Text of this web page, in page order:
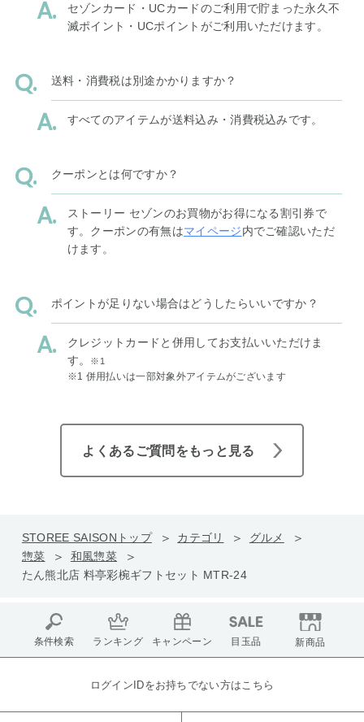
セゾンカード・UCカードのご利用で貯まった永久不
滅ポイント・UCポイントがご利用いただけます。
送料・消費税は別途かかりますか？
すべてのアイテムが送料込み・消費税込みです。
クーポンとは何ですか？
ストーリー セゾンのお買物がお得になる割引券で
す。クーポンの有無はマイページ内でご確認いただ
けます。
ポイントが足りない場合はどうしたらいいですか？
クレジットカードと併用してお支払いいただけま
す。
※1
※1 併用払いは一部対象外アイテムがございます
よくあるご質問をもっと見る
STOREE SAISONトップ カテゴリ
グルメ
惣菜
和風惣菜
たん熊北店 料亭彩椀ギフトセット MTR-24
条件検索 ランキング キャンペーン 目玉品 新商品
ログインIDをお持ちでない方はこちら